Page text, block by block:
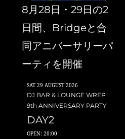
8月28日・29日の2
日間、Bridgeと合
同アニバーサリーパ
ーティを開催
SAT 29 AUGUST 2026
DJ BAR & LOUNGE WREP
9th ANNIVERSARY PARTY
DAY2
OPEN: 20:00